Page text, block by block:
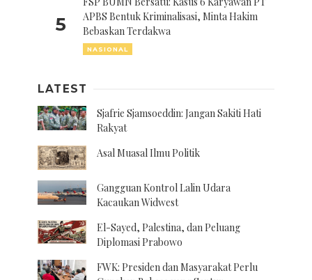
5
APBS Bentuk Kriminalisasi, Minta Hakim
Bebaskan Terdakwa
NASIONAL
LATEST
Sjafrie Sjamsoeddin: Jangan Sakiti Hati
Rakyat
Asal Muasal Ilmu Politik
Gangguan Kontrol Lalin Udara
Kacaukan Widwest
El-Sayed, Palestina, dan Peluang
Diplomasi Prabowo
FWK: Presiden dan Masyarakat Perlu